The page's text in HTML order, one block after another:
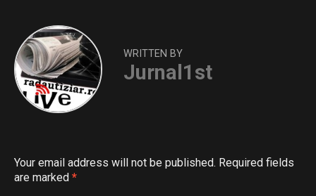
WRITTEN BY
Jurnal1st
Your email address will not be published. Required fields
are marked *